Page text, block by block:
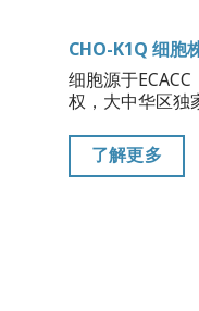
CHO-K1Q 细胞
细胞源于
权，大中华区独
了解更多